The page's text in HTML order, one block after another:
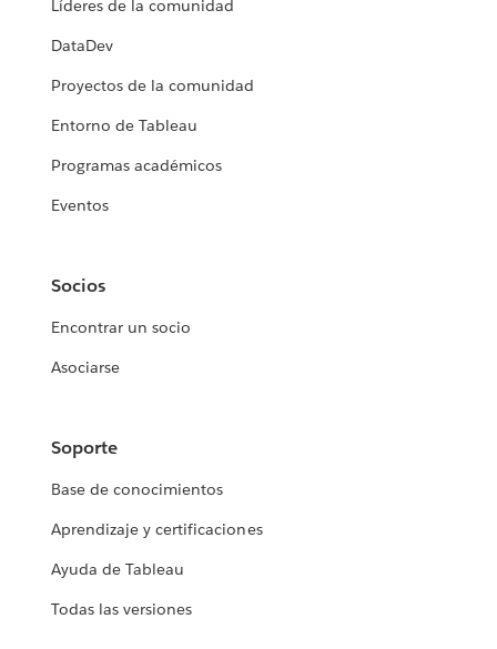
Líderes de la comunidad
DataDev
Proyectos de la comunidad
Entorno de Tableau
Programas académicos
Eventos
Socios
Encontrar un socio
Asociarse
Soporte
Base de conocimientos
Aprendizaje y certificaciones
Ayuda de Tableau
Todas las versiones